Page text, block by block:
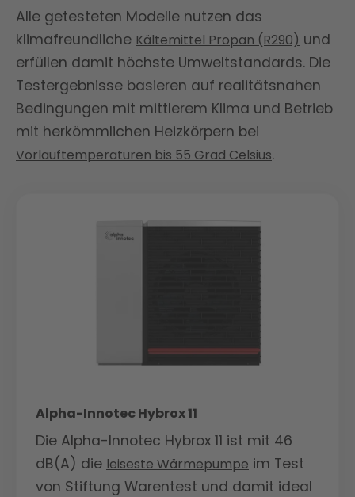
Alle getesteten Modelle nutzen das
klimafreundliche Kältemittel Propan (R290) und
erfüllen damit höchste Umweltstandards. Die
Testergebnisse basieren auf realitätsnahen
Bedingungen mit mittlerem Klima und Betrieb
mit herkömmlichen Heizkörpern bei
Vorlauftemperaturen bis 55 Grad Celsius.
Alpha-Innotec Hybrox 11
Die Alpha-Innotec Hybrox 11 ist mit 46
dB(A) die leiseste Wärmepumpe im Test
von Stiftung Warentest und damit ideal